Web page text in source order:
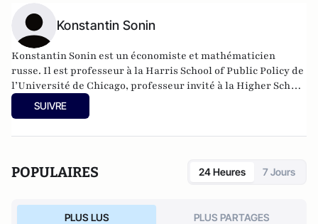
Konstantin Sonin
Konstantin Sonin est un économiste et mathématicien
russe. Il est professeur à la Harris School of Public Policy de
l’Université de Chicago, professeur invité à la Higher School
of Economics de Moscou, en Russie, chercheur au Centre for
Economic Policy Research (CEPR) de Londres et chercheur
été nommé John Dewey Distinguished Service Professor de
SUIVRE
POPULAIRES 24 Heures 7 Jours
PLUS LUS PLUS PARTAGES